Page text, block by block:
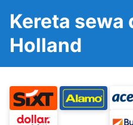
Kereta sewa
Holland